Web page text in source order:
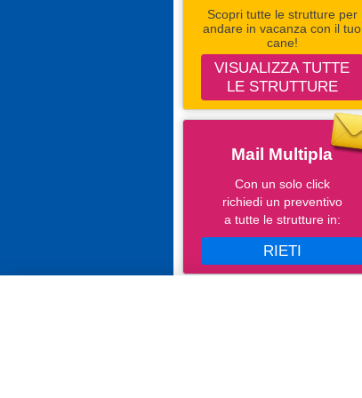
Scopri tutte le strutture per
andare in vacanza con il tuo
cane!
VISUALIZZA TUTTE
LE STRUTTURE
Mail Multipla
Con un solo click
richiedi un preventivo
a tutte le strutture in:
RIETI